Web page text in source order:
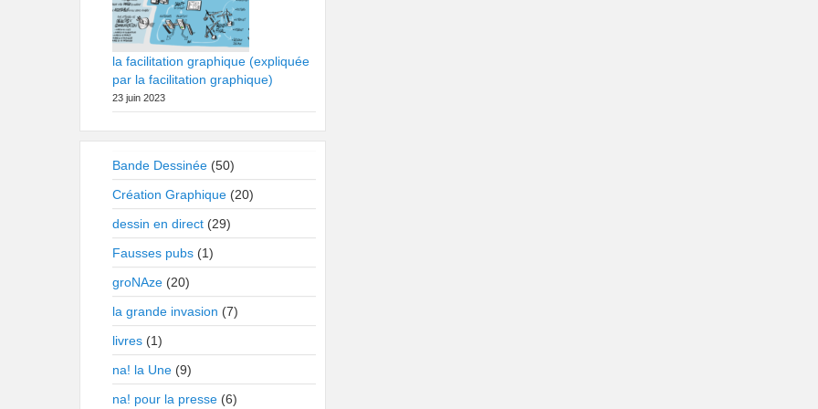
la facilitation graphique (expliquée
par la facilitation graphique)
23 juin 2023
Bande Dessinée (50)
Création Graphique (20)
dessin en direct (29)
Fausses pubs (1)
groNAze (20)
la grande invasion (7)
livres (1)
na! la Une (9)
na! pour la presse (6)